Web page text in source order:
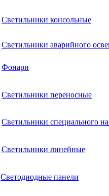
Светильники консольные
Светильники аварийного
Фонари
Светильники переносные
Светильники специального
Светильники линейные
Светодиодные панели